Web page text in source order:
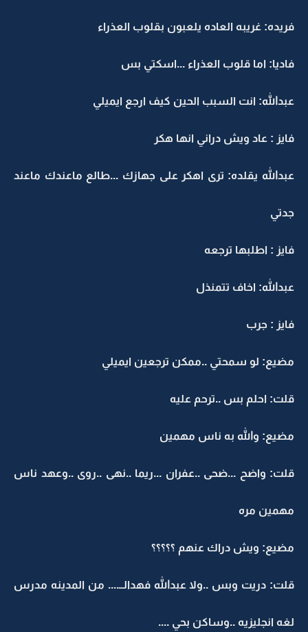
فريده: غريبه العاده يلعبون بقلوب العذراء
فاديا: اما قلوب العذراء ...اسكتي بس
عبدالله: انت السبب الحين كيف ارجع ايميلي
فايز : عاد ويش دراني انها هكر
عبدالله يقلده: ترى اهكر على جهازك ...طالع ماعندك ماعند
جدتي
فايز : اطلبها ترجعه
عبدالله: اخاف تتمنذل
فايز : جرب
مضيع: لو سمحتي ..ممكن ترجعين ايميلي
قلت: احلم بس ..ترحم عليه
مضيع: والله به ناس مهمين
قلت: واضح ...ضحى ..عفران ...ريما ..نهى ..روى ..وعهد ناس
مهمين مره
مضيع: ويش دراك عنهم ؟؟؟؟؟
قلت: دريت وبس ..ولا عبدالله فهدالــ.... من المدينه مدرس
لغه انجليزيه ..وساكن بحي ....